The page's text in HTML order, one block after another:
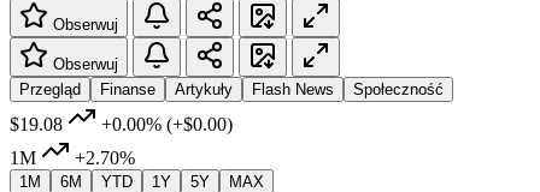
Obserwuj
Obserwuj
Przegląd
Finanse Artykuły Flash News Społeczność
$19.08 +0.00% (+$0.00)
1M
+2.70%
1M 6M YTD 1Y 5Y MAX